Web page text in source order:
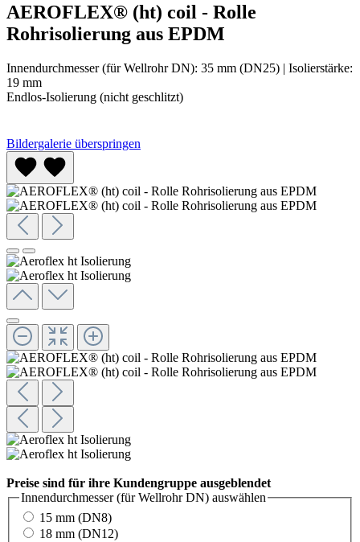
AEROFLEX® (ht) coil - Rolle
Rohrisolierung aus EPDM
Innendurchmesser (für Wellrohr DN): 35 mm (DN25) | Isolierstärke:
19 mm
Endlos-Isolierung (nicht geschlitzt)
Bildergalerie überspringen
Preise sind für ihre Kundengruppe ausgeblendet
Innendurchmesser (für Wellrohr DN) auswählen
15 mm (DN8)
18 mm (DN12)